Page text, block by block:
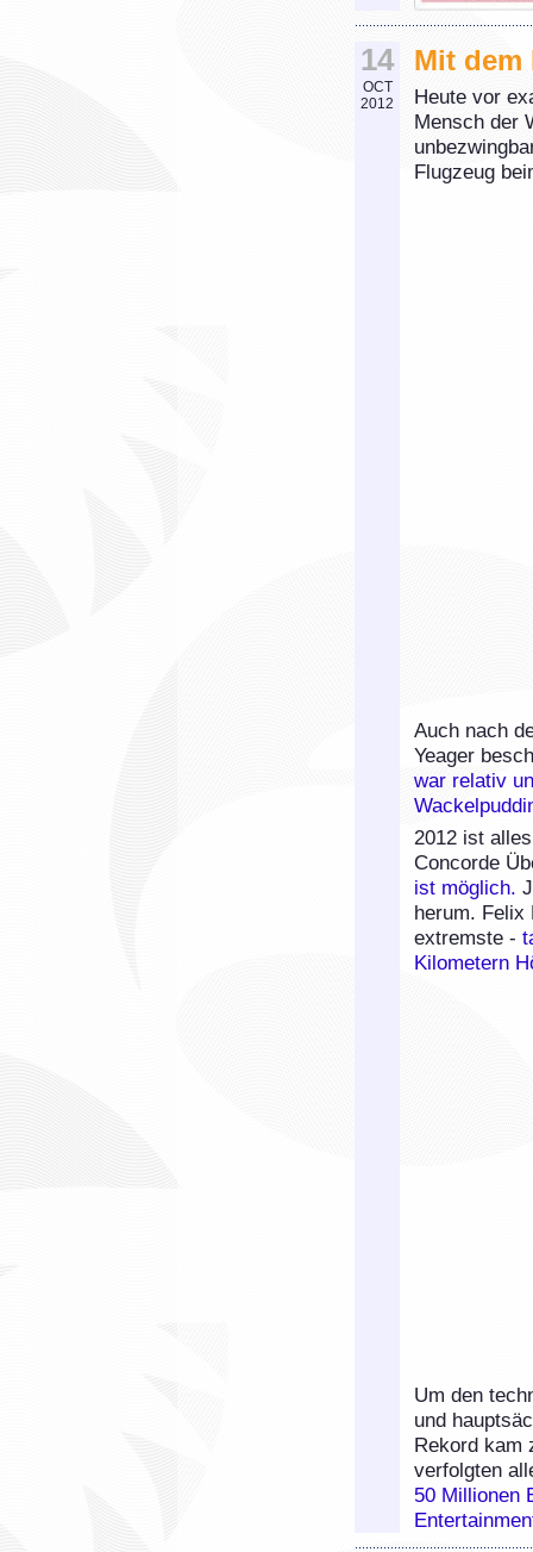
14
OCT
2012
Mit dem
Heute vor
Mensch der
Flugzeug
Auch nach
Yeager
war relativ
2012 ist
Concorde
ist möglich.
herum. Felix
extremste -
Kilometern
Um den
und
Rekord kam
verfolgten
50 Millionen